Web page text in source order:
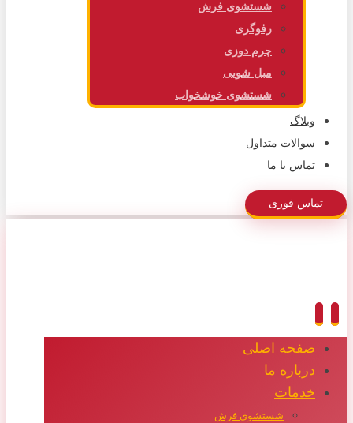
شستشوی فرش
رفوگری
چرم دوزی
مبل شویی
شستشوی خوشخواب
وبلاگ
سوالات متداول
تماس با ما
تماس فوری
صفحه اصلی
درباره ما
خدمات
شستشوی فرش